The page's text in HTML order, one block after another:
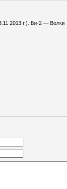
г.). Би-2 — Волки